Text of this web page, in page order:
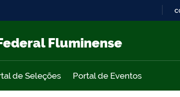
Fluminense
de Seleções Portal de Eventos